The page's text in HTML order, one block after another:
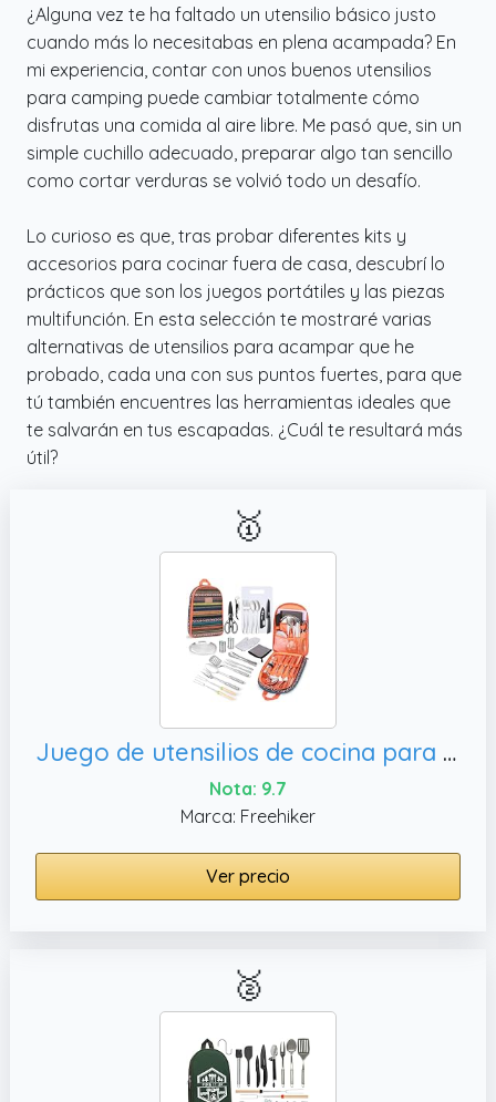
¿Alguna vez te ha faltado un utensilio básico justo
cuando más lo necesitabas en plena acampada? En
mi experiencia, contar con unos buenos utensilios
para camping puede cambiar totalmente cómo
disfrutas una comida al aire libre. Me pasó que, sin un
simple cuchillo adecuado, preparar algo tan sencillo
como cortar verduras se volvió todo un desafío.
Lo curioso es que, tras probar diferentes kits y
accesorios para cocinar fuera de casa, descubrí lo
prácticos que son los juegos portátiles y las piezas
multifunción. En esta selección te mostraré varias
alternativas de utensilios para acampar que he
probado, cada una con sus puntos fuertes, para que
tú también encuentres las herramientas ideales que
te salvarán en tus escapadas. ¿Cuál te resultará más
útil?
🥇
Juego de utensilios de cocina para camping,
Nota: 9.7
Marca: Freehiker
Ver precio
🥈